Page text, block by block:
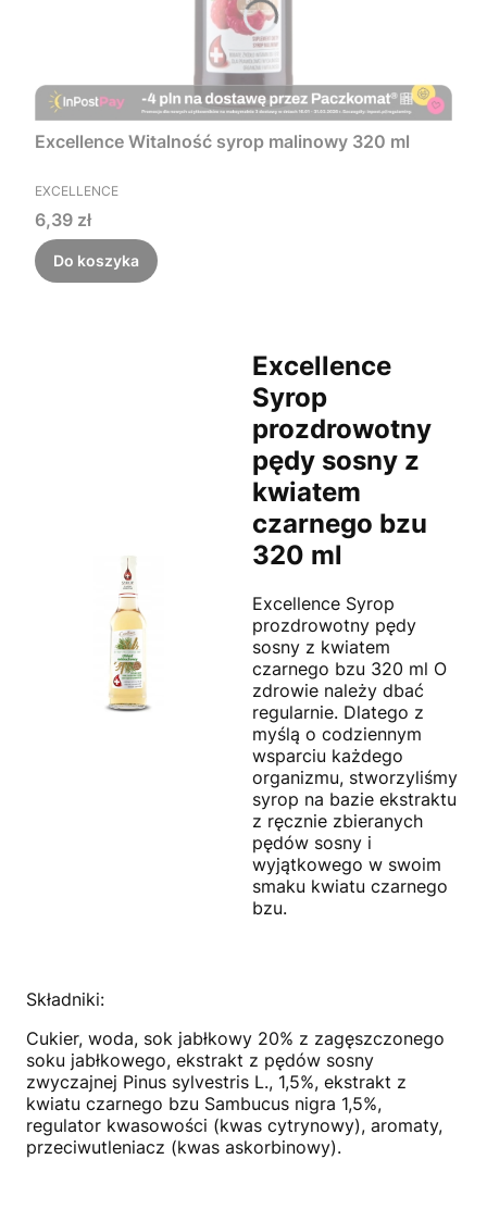
Excellence Witalność syrop malinowy 320 ml
PRODUCENT
EXCELLENCE
Cena
6,39 zł
Do koszyka
Excellence
Syrop
prozdrowotny
pędy sosny z
kwiatem
czarnego bzu
320 ml
Excellence Syrop
prozdrowotny pędy
sosny z kwiatem
czarnego bzu 320 ml O
zdrowie należy dbać
regularnie. Dlatego z
myślą o codziennym
wsparciu każdego
organizmu, stworzyliśmy
syrop na bazie ekstraktu
z ręcznie zbieranych
pędów sosny i
wyjątkowego w swoim
smaku kwiatu czarnego
bzu.
Składniki:
Cukier, woda, sok jabłkowy 20% z zagęszczonego
soku jabłkowego, ekstrakt z pędów sosny
zwyczajnej Pinus sylvestris L., 1,5%, ekstrakt z
kwiatu czarnego bzu Sambucus nigra 1,5%,
regulator kwasowości (kwas cytrynowy), aromaty,
przeciwutleniacz (kwas askorbinowy).